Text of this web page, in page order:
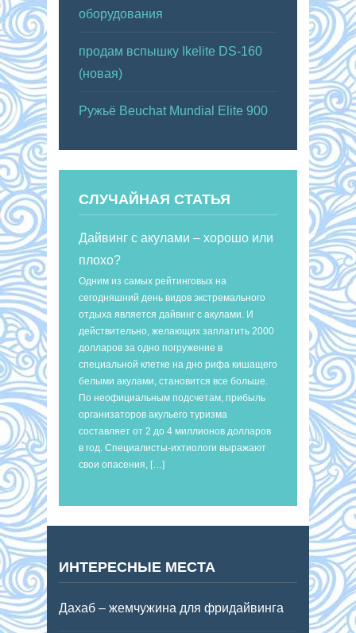
оборудования
продам вспышку Ikelite DS-160
(новая)
Ружьё Beuchat Mundial Elite 900
СЛУЧАЙНАЯ СТАТЬЯ
Дайвинг с акулами – хорошо или
плохо?
Одним из самых рейтинговых на
сегодняшний день видов экстремального
отдыха является дайвинг с акулами. И
действительно, желающих заплатить 2000
долларов за одно погружение в
специальной клетке на дно рифа кишащего
белыми акулами, становится все больше.
По неофициальным подсчетам, прибыль
организаторов акульего туризма
составляет от 2 до 4 миллионов долларов
в год. Специалисты-ихтиологи выражают
свои опасения, […]
ИНТЕРЕСНЫЕ МЕСТА
Дахаб – жемчужина для фридайвинга